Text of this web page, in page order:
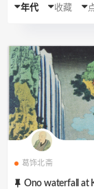
年代 收藏
葛饰北斋
Ono waterfall at